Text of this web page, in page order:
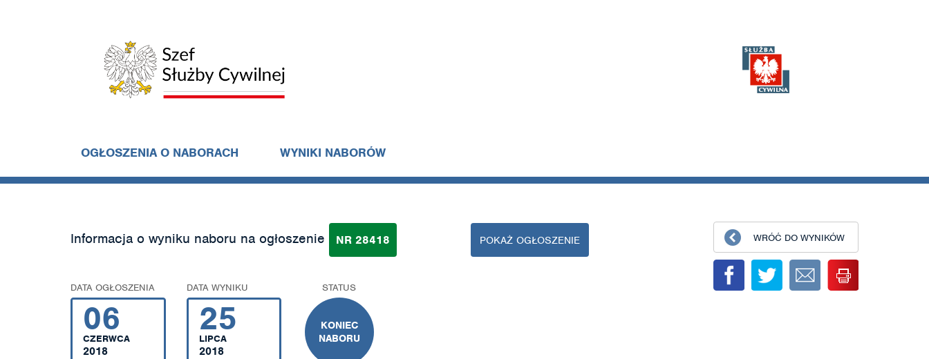
OGŁOSZENIA O NABORACH WYNIKI NABORÓW
Informacja o wyniku naboru na ogłoszenie NR 28418 POKAŻ OGŁOSZENIE
DATA OGŁOSZENIA
06
CZERWCA
2018
DATA WYNIKU
25
LIPCA
2018
STATUS
KONIEC
NABORU
WRÓĆ DO WYNIKÓW